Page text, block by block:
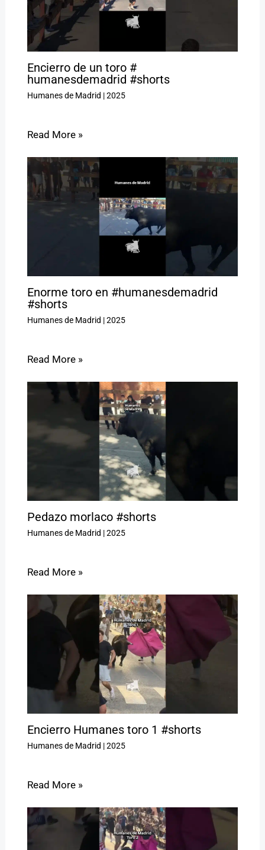
Encierro de un toro #
humanesdemadrid #shorts
Humanes de Madrid |2025
Read More »
Enorme toro en #humanesdemadrid
#shorts
Humanes de Madrid |2025
Read More »
Pedazo morlaco #shorts
Humanes de Madrid |2025
Read More »
Encierro Humanes toro 1 #shorts
Humanes de Madrid |2025
Read More »